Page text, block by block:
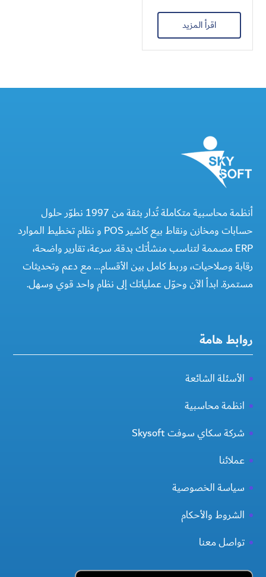
اقرأ المزيد
أنظمة محاسبية متكاملة تُدار بثقة من 1997 نطوّر حلول
حسابات ومخازن ونقاط بيع كاشير POS و نظام تخطيط الموارد
ERP مصممة لتناسب منشأتك بدقة. سرعة، تقارير واضحة،
رقابة وصلاحيات، وربط كامل بين الأقسام… مع دعم وتحديثات
مستمرة. ابدأ الآن وحوّل عملياتك إلى نظام واحد قوي وسهل.
روابط هامة
الأسئلة الشائعة
انظمة محاسبية
شركة سكاي سوفت Skysoft
عملائنا
سياسة الخصوصية
الشروط والأحكام
تواصل معنا